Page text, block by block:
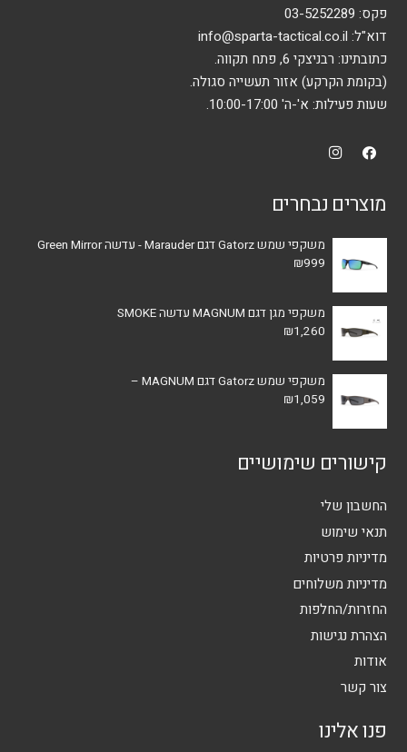
פקס: 03-5252289
דוא"ל: info@sparta-tactical.co.il
כתובתינו: רבניצקי 6, פתח תקווה.
(בקומת הקרקע) אזור תעשייה סגולה.
שעות פעילות: א'-ה' 10:00-17:00.
מוצרים נבחרים
משקפי שמש Gatorz דגם Marauder - עדשה Green Mirror
₪999
משקפי מגן דגם MAGNUM עדשה SMOKE
₪1,260
משקפי שמש Gatorz דגם MAGNUM –
₪1,059
קישורים שימושיים
החשבון שלי
תנאי שימוש
מדיניות פרטיות
מדיניות משלוחים
החזרות/החלפות
הצהרת נגישות
אודות
צור קשר
פנו אלינו